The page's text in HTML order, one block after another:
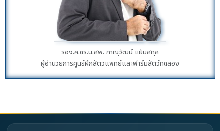
รอง.ศ.ดร.น.สพ. ภาณุวัฒน์ แย้มสกุล
ผู้อำนวยการศูนย์ฝึกสัตวแพทย์และฟาร์มสัตว์ทดลอง